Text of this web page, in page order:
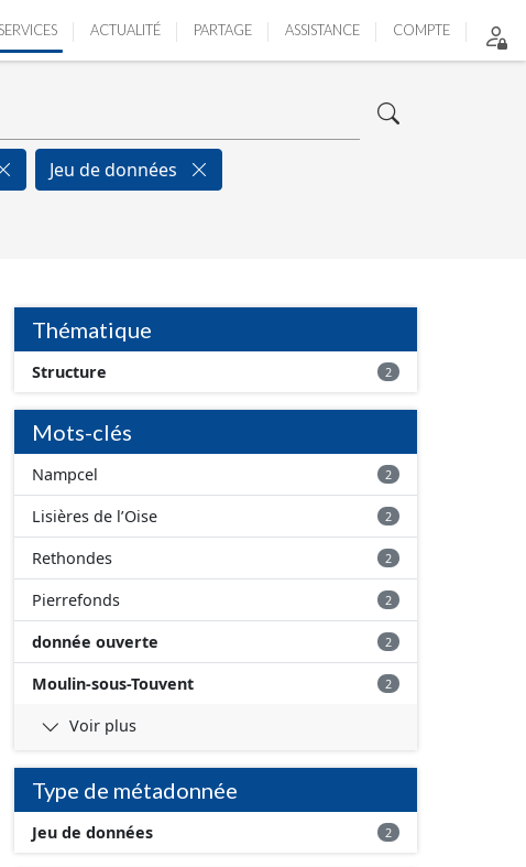
SERVICES ACTUALITÉ PARTAGE ASSISTANCE COMPTE
Jeu de données
Thématique
Structure 2
Mots-clés
Nampcel 2
Lisières de l’Oise 2
Rethondes 2
Pierrefonds 2
donnée ouverte 2
Moulin-sous-Touvent 2
Voir plus
Type de métadonnée
Jeu de données 2